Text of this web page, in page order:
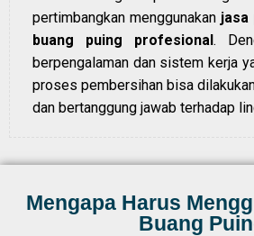
pertimbangkan menggunakan jasa
buang puing profesional.
berpengalaman dan sistem kerja
proses pembersihan bisa
dan bertanggung jawab terhadap
Mengapa Harus
Buang